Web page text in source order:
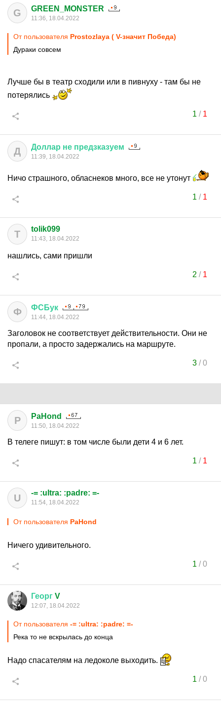
G GREEN_MONSTER
11:36, 18.04.2022
От пользователя Prostozlaya ( V-значит Победа)
Дураки совсем
Лучше бы в театр сходили или в пивнуху - там бы не
потерялись
1 / 1
Д Доллар не предзказуем
11:39, 18.04.2022
Ничо страшного, обласнеков много, все не утонут
1 / 1
T tolik099
11:43, 18.04.2022
нашлись, сами пришли
2 / 1
Ф ФСБук
11:44, 18.04.2022
Заголовок не соответствует действительности. Они не
пропали, а просто задержались на маршруте.
3/0
P PaHond
11:50, 18.04.2022
В телеге пишут: в том числе были дети 4 и 6 лет.
1 / 1
U -= :ultra: :padre: =-
11:54, 18.04.2022
От пользователя PaHond
Ничего удивительного.
1 /0
Георг V
12:07, 18.04.2022
От пользователя -= :ultra: :padre: =-
Река то не вскрылась до конца
Надо спасателям на ледоколе выходить.
1 /0